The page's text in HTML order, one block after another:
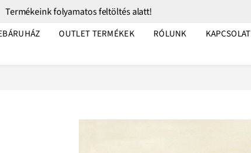
Termékeink folyamatos feltöltés alatt!
OUTLET TERMÉKEK RÓLUNK KAPCSOLAT